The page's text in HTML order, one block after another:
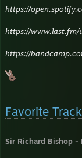
https://
https://www.last.fm/
https://
Favorite
Sir Richard Bishop -